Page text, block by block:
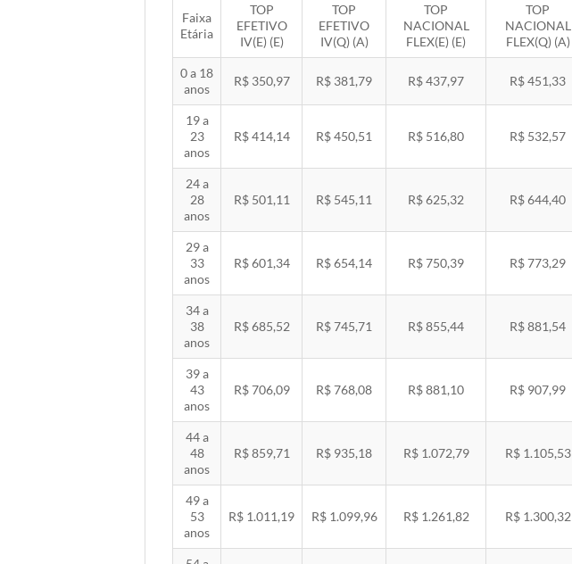
Faixa
Etária
TOP
EFETIVO
IV(E) (E)
TOP
EFETIVO
IV(Q) (A)
TOP
NACIONAL
FLEX(E) (E)
TOP
NACIONAL
FLEX(Q) (A)
0 a 18
anos
R$ 350,97 R$ 381,79 R$ 437,97 R$ 451,33
19 a
23
anos
R$ 414,14 R$ 450,51 R$ 516,80 R$ 532,57
24 a
28
anos
R$ 501,11 R$ 545,11 R$ 625,32 R$ 644,40
29 a
33
anos
R$ 601,34 R$ 654,14 R$ 750,39 R$ 773,29
34 a
38
anos
R$ 685,52 R$ 745,71 R$ 855,44 R$ 881,54
39 a
43
anos
R$ 706,09 R$ 768,08 R$ 881,10 R$ 907,99
44 a
48
anos
R$ 859,71 R$ 935,18 R$ 1.072,79 R$ 1.105,53
49 a
53
anos
R$ 1.011,19 R$ 1.099,96 R$ 1.261,82 R$ 1.300,32